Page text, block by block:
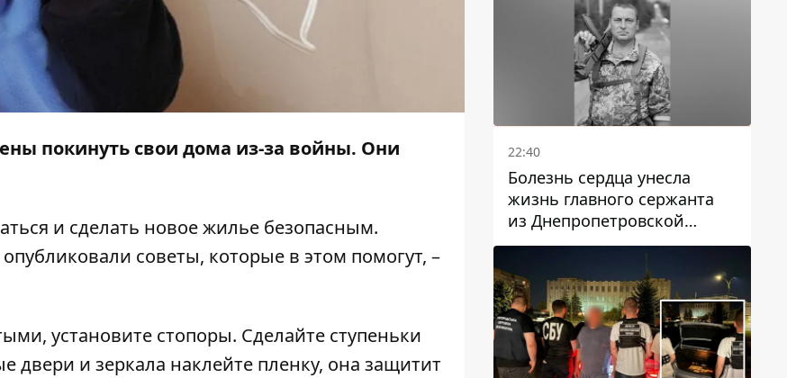
покинуть свои дома из-за войны. Они
и сделать новое жилье безопасным.
опубликовали советы, которые в этом помогут, –
установите стопоры. Сделайте ступеньки
двери и зеркала наклейте пленку, она защитит
22:40
Болезнь сердца унесла
жизнь главного сержанта
из Днепропетровской
области Юрия Свистуна